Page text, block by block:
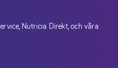
Nutricia Direkt, och våra